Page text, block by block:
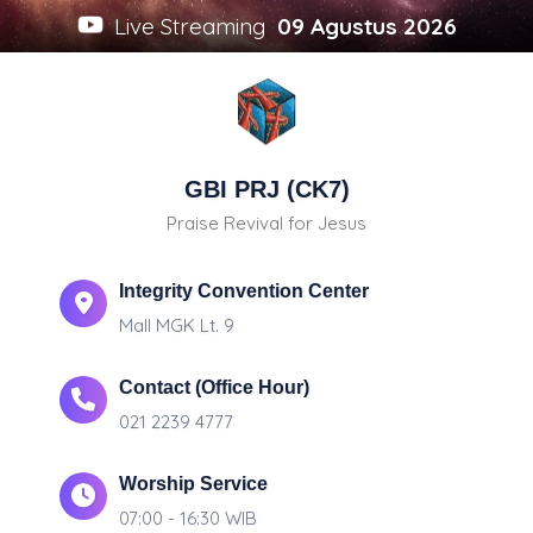
Live Streaming 09 Agustus 2026
GBI PRJ (CK7)
Praise Revival for Jesus
Integrity Convention Center
Mall MGK Lt. 9
Contact (Office Hour)
021 2239 4777
Worship Service
07:00 - 16:30 WIB